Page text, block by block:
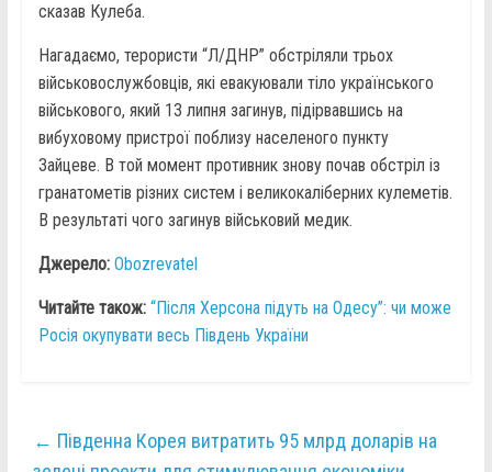
сказав Кулеба.
Нагадаємо, терористи “Л/ДНР” обстріляли трьох
військовослужбовців, які евакуювали тіло українського
військового, який 13 липня загинув, підірвавшись на
вибуховому пристрої поблизу населеного пункту
Зайцеве. В той момент противник знову почав обстріл із
гранатометів різних систем і великокаліберних кулеметів.
В результаті чого загинув військовий медик.
Джерело: Obozrevatel
Читайте також: “Після Херсона підуть на Одесу”: чи може
Росія окупувати весь Південь України
← Південна Корея витратить 95 млрд доларів на